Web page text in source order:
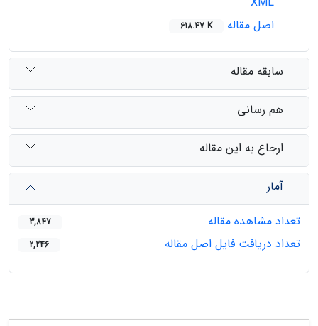
اصل مقاله
618.47 K
سابقه مقاله
هم رسانی
ارجاع به این مقاله
آمار
تعداد مشاهده مقاله
3,847
تعداد دریافت فایل اصل مقاله 2,246